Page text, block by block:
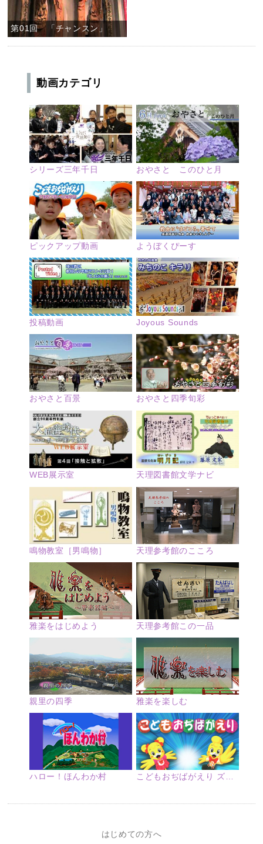
第01回 「チャンスン」
動画カテゴリ
シリーズ三年千日 おやさと このひと月
ピックアップ動画 ようぼくぴーす
投稿動画 Joyous Sounds
おやさと百景 おやさと四季旬彩
WEB展示室 天理図書館文学ナビ
鳴物教室［男鳴物］ 天理参考館のこころ
雅楽をはじめよう 天理参考館この一品
親里の四季 雅楽を楽しむ
ハロー！ほんわか村 こどもおぢばがえり ズームアップ
はじめての方へ